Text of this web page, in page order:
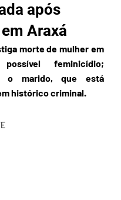
após
Araxá
morte de mulher em
feminicídio;
o marido, que está
histórico criminal.